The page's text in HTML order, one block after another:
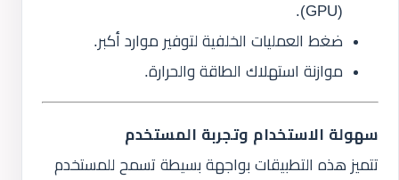
(GPU).
ضغط العمليات الخلفية لتوفير موارد أكبر.
موازنة استهلاك الطاقة والحرارة.
سهولة الاستخدام وتجربة المستخدم
تتميز هذه التطبيقات بواجهة بسيطة تسمح للمستخدم